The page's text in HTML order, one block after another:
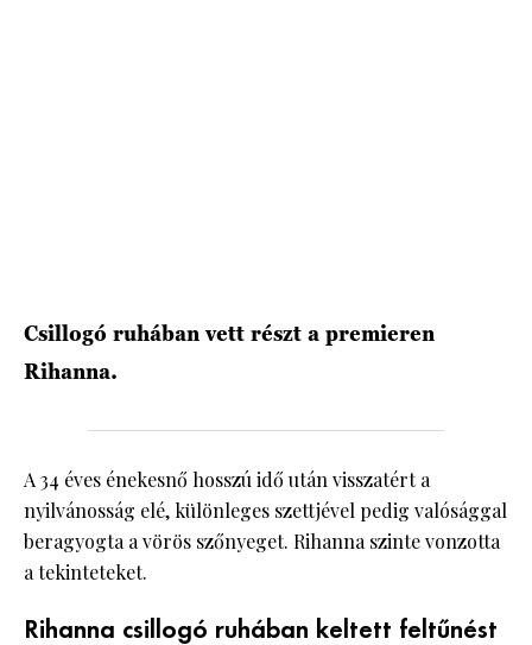
Csillogó ruhában vett részt a premieren
Rihanna.
A 34 éves énekesnő hosszú idő után visszatért a
nyilvánosság elé, különleges szettjével pedig valósággal
beragyogta a vörös szőnyeget. Rihanna szinte vonzotta
a tekinteteket.
Rihanna csillogó ruhában keltett feltűnést